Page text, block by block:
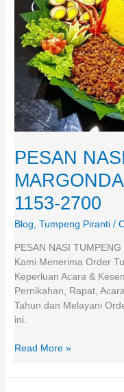
PESAN
1153-2700
Blog,Tumpeng Piranti /
PESAN NASI
Kami Menerima Order
Keperluan Acara &
Pernikahan, Rapat,
Tahun dan Melayani
ini.
0821-
1153-
2700
Read More »